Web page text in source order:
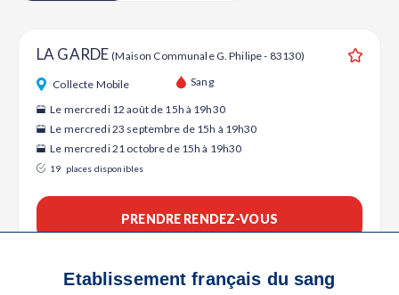
LA GARDE(Maison Communale G. Philipe - 83130)
Collecte Mobile Sang
Le mercredi 12 août de 15h à 19h30
Le mercredi 23 septembre de 15h à 19h30
Le mercredi 21 octobre de 15h à 19h30
19 places disponibles
PRENDRE RENDEZ-VOUS
Etablissement français du sang